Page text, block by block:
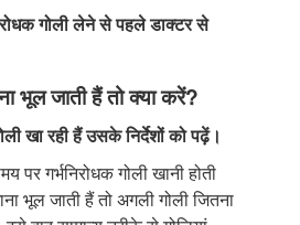
गोली लेने से पहले डाक्टर से
भूल जाती हैं तो क्या करें?
खा रही हैं उसके निर्देशोंको पढ़ें।
पर गर्भनिरोधक गोली खानी होती
भूल जाती हैं तो अगली गोली जितना